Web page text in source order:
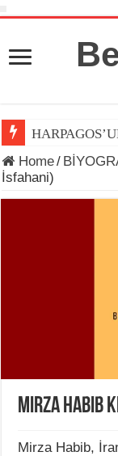
Home/
İsfahani)
Mirza Habib
Mirza Habib,